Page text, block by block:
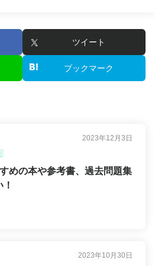
ツイート
ブックマーク
2023年12月3日
めの本や参考書、過去問題集
2023年10月30日